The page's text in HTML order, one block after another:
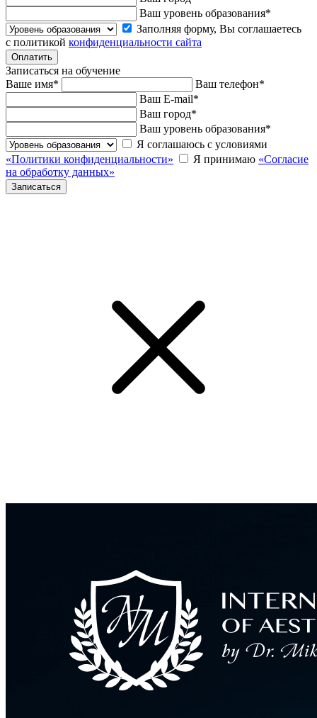
Ваш уровень образования*
Заполняя форму, Вы соглашаетесь
с политикой конфиденциальности сайта
Записаться на обучение
Ваше имя* Ваш телефон*
Ваш E-mail*
Ваш город*
Ваш уровень образования*
Я соглашаюсь с условиями
«Политики конфиденциальности»
Я принимаю «Согласие
на обработку данных»